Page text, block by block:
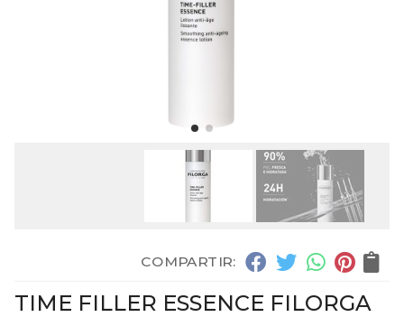
COMPARTIR:
TIME FILLER ESSENCE FILORGA